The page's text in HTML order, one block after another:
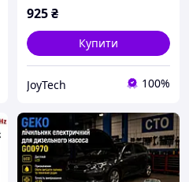
925₴
Купити
JoyTech 100%